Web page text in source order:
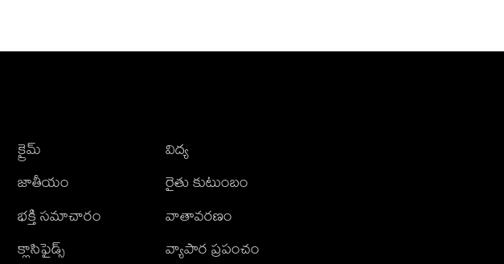
క్రైమ్
జాతీయం
భక్తి సమాచారం
క్లాసిఫైడ్స్
విద్య
రైతు కుటుంబం
వాతావరణం
వ్యాపార ప్రపంచం